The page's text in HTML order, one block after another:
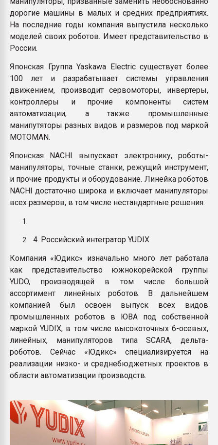
дорогие машины в малых и средних предприятиях.
На последние годы компания выпустила несколько
моделей своих роботов. Имеет представительство в
России.
Японская Группа Yaskawa Electric существует более
100 лет и разрабатывает системы управления
движением, производит сервомоторы, инвертеры,
контроллеры и прочие компоненты систем
автоматизации, а также промышленные
манипутяторы разных видов и размеров под маркой
MOTOMAN.
Японская NACHI выпускает электронику, роботы-
манипуляторы, точные станки, режущий инструмент,
и прочие продукты и оборудование. Линейка роботов
NACHI достаточно широка и включает манипуляторы
всех размеров, в том числе нестандартные решения.
4. Российский интегратор YUDIX
Компания «Юдикс» изначально много лет работала
как представительство южнокорейской группы
YUDO, производящей в том числе большой
ассортимент линейных роботов. В дальнейшем
компанией был освоен выпуск всех видов
промышленных роботов в ЮВА под собственной
маркой YUDIX, в том числе высокоточных 6-осевых,
линейных, манипуляторов типа SCARA, дельта-
роботов. Сейчас «Юдикс» специализируется на
реализации низко- и среднебюджетных проектов в
области автоматизации производств.